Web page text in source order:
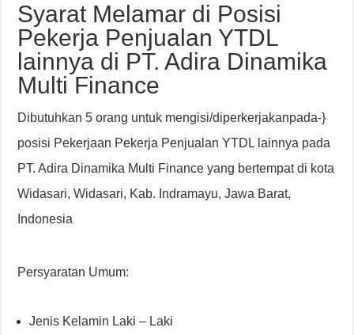
Syarat Melamar di Posisi
Pekerja Penjualan YTDL
lainnya di PT. Adira Dinamika
Multi Finance
Dibutuhkan 5 orang untuk mengisi/diperkerjakanpada-}
posisi Pekerjaan Pekerja Penjualan YTDL lainnya pada
PT. Adira Dinamika Multi Finance yang bertempat di kota
Widasari, Widasari, Kab. Indramayu, Jawa Barat,
Indonesia
Persyaratan Umum:
Jenis Kelamin Laki – Laki